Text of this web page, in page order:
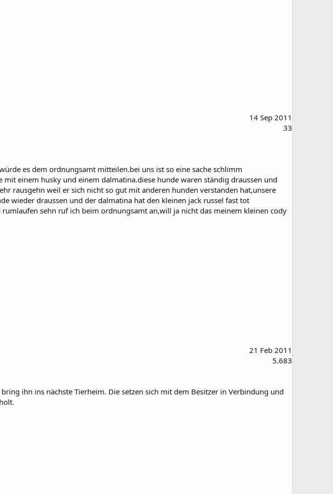
14 Sep 2011
33
es dem ordnungsamt mitteilen.bei uns ist so eine sache schlimm
einem husky und einem dalmatina.diese hunde waren ständig draussen und
rausgehn weil er sich nicht so gut mit anderen hunden verstanden hat,unsere
wieder draussen und der dalmatina hat den kleinen jack russel fast tot
sehn ruf ich beim ordnungsamt an,will ja nicht das meinem kleinen cody
21 Feb 2011
5.683
ihn ins nächste Tierheim. Die setzen sich mit dem Besitzer in Verbindung und